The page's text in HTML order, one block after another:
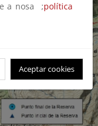
a nosa ;política
Aceptar cookies